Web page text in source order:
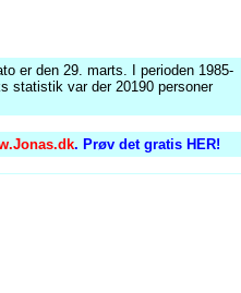
er den 29. marts. I perioden 1985-
statistik var der 20190 personer
. Prøv det gratis HER!